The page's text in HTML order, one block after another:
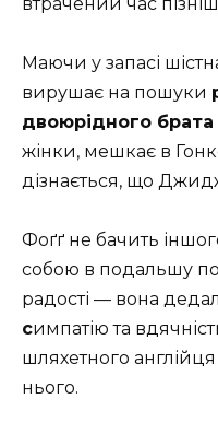
Маючи у запасі
вирушає на пошуки
двоюрідного
жінки, мешкає в
дізнається, що
Фоґґ не бачить
собою в подальшу
радості — вона
симпатію та
шляхетного
нього.